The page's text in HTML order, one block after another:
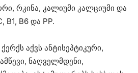
რკინა, კალიუმი კალციუმი და
B1, B6 და PP.
აქვს ანტისეპტიკური,
ნაღველმდენი,